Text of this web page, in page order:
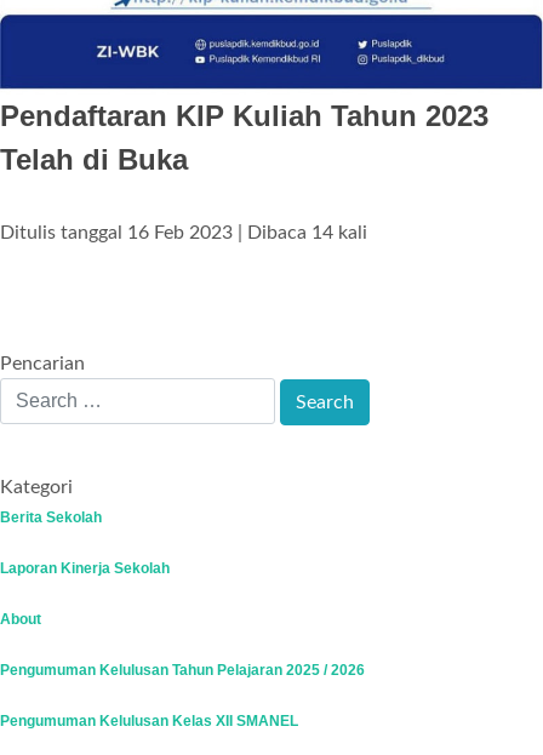
Pendaftaran KIP Kuliah Tahun 2023
Telah di Buka
Ditulis tanggal 16 Feb 2023 | Dibaca 14 kali
Pencarian
Kategori
Berita Sekolah
Laporan Kinerja Sekolah
About
Pengumuman Kelulusan Tahun Pelajaran 2025 / 2026
Pengumuman Kelulusan Kelas XII SMANEL